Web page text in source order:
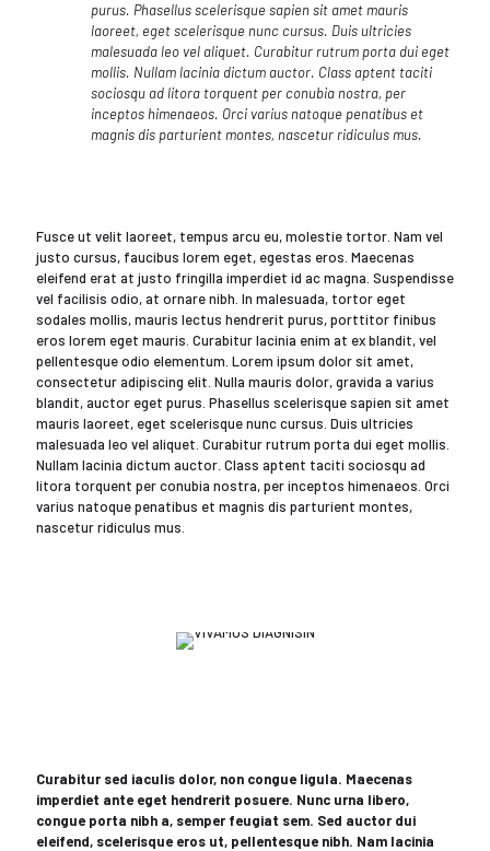
purus. Phasellus scelerisque sapien sit amet mauris
laoreet, eget scelerisque nunc cursus. Duis ultricies
malesuada leo vel aliquet. Curabitur rutrum porta dui eget
mollis. Nullam lacinia dictum auctor. Class aptent taciti
sociosqu ad litora torquent per conubia nostra, per
inceptos himenaeos. Orci varius natoque penatibus et
magnis dis parturient montes, nascetur ridiculus mus.
Fusce ut velit laoreet, tempus arcu eu, molestie tortor. Nam vel
justo cursus, faucibus lorem eget, egestas eros. Maecenas
eleifend erat at justo fringilla imperdiet id ac magna. Suspendisse
vel facilisis odio, at ornare nibh. In malesuada, tortor eget
sodales mollis, mauris lectus hendrerit purus, porttitor finibus
eros lorem eget mauris. Curabitur lacinia enim at ex blandit, vel
pellentesque odio elementum. Lorem ipsum dolor sit amet,
consectetur adipiscing elit. Nulla mauris dolor, gravida a varius
blandit, auctor eget purus. Phasellus scelerisque sapien sit amet
mauris laoreet, eget scelerisque nunc cursus. Duis ultricies
malesuada leo vel aliquet. Curabitur rutrum porta dui eget mollis.
Nullam lacinia dictum auctor. Class aptent taciti sociosqu ad
litora torquent per conubia nostra, per inceptos himenaeos. Orci
varius natoque penatibus et magnis dis parturient montes,
nascetur ridiculus mus.
Curabitur sed iaculis dolor, non congue ligula. Maecenas
imperdiet ante eget hendrerit posuere. Nunc urna libero,
congue porta nibh a, semper feugiat sem. Sed auctor dui
eleifend, scelerisque eros ut, pellentesque nibh. Nam lacinia